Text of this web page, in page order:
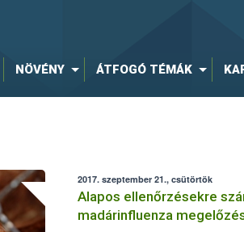
NÖVÉNY ÁTFOGÓ TÉMÁK
2017. szeptember 21., csütörtök
Alapos ellenőrzésekre
madárinfluenza